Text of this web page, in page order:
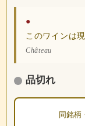
●
このワインは
Château
品切れ
同銘柄